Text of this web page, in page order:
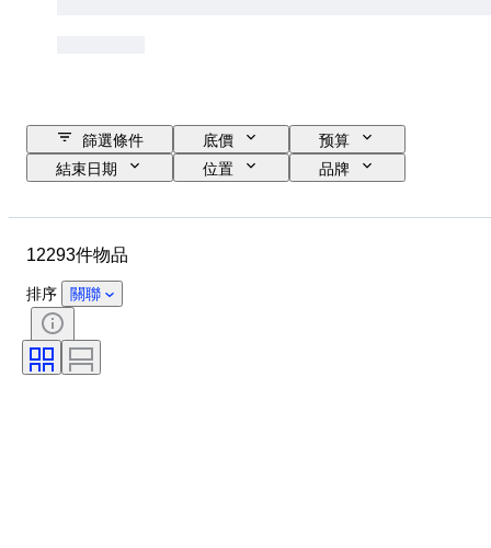
篩選條件 底價
预算
結束日期
位置
品牌
狀態
標題
顏色
時代
原件/副本
12293件物品
排序 關聯